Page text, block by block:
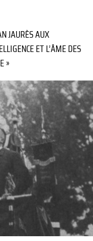
JAURÈS AUX
ET L’ÂME DES
»